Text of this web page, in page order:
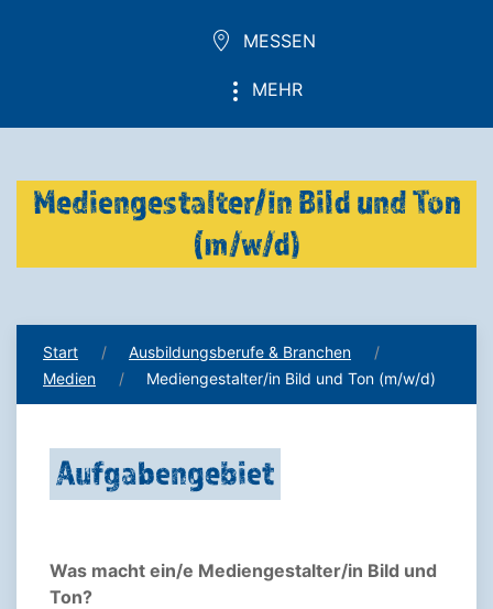
MESSEN
MEHR
Mediengestalter/in Bild und Ton
(m/w/d)
Start
Ausbildungsberufe & Branchen
Medien
Mediengestalter/in Bild und Ton (m/w/d)
Aufgabengebiet
Was macht ein/e Mediengestalter/in Bild und
Ton?